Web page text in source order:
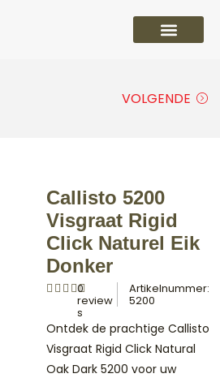
VOLGENDE
Callisto 5200
Visgraat Rigid
Click Naturel Eik
Donker
0
review
s
Artikelnummer:
5200
Ontdek de prachtige Callisto
Visgraat Rigid Click Natural
Oak Dark 5200 voor uw